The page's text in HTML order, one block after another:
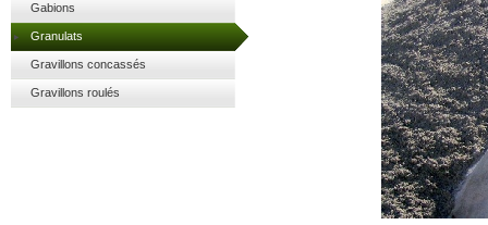
Gabions
Granulats
Gravillons concassés
Gravillons roulés